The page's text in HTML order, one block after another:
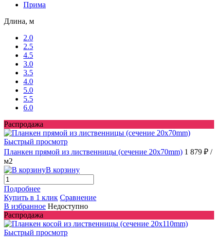
Прима
Длина, м
2.0
2.5
4.5
3.0
3.5
4.0
5.0
5.5
6.0
Распродажа
Быстрый просмотр
Планкен прямой из лиственницы (сечение 20х70mm) 1 879 ₽ /
м2
В корзину
Подробнее
Купить в 1 клик Сравнение
В избранное Недоступно
Распродажа
Быстрый просмотр